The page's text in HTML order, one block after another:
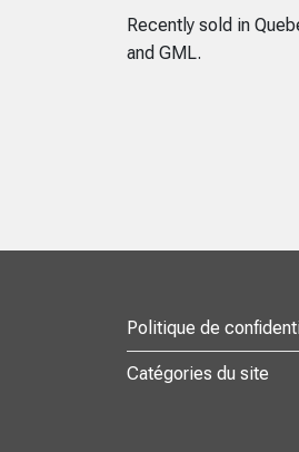
Recently sold in
and GML.
Politique de
Catégories du site